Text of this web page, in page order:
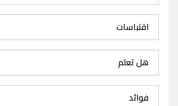
اقتباسات
هل تعلم
فوائد